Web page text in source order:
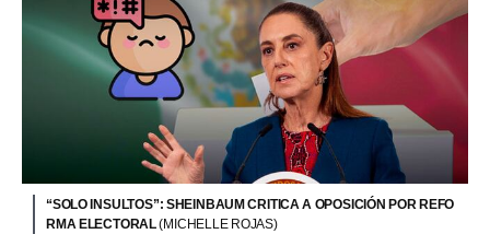
“SOLO INSULTOS”: SHEINBAUM CRITICA A OPOSICIÓN POR REFO
RMA ELECTORAL(MICHELLE ROJAS)